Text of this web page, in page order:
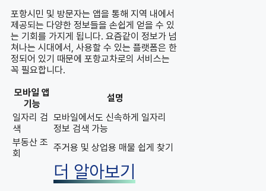
포항시민 및 방문자는 앱을 통해 지역 내에서
제공되는 다양한 정보들을 손쉽게 얻을 수 있
는 기회를 가지게 됩니다. 요즘같이 정보가 넘
쳐나는 시대에서, 사용할 수 있는 플랫폼은 한
정되어 있기 때문에 포항교차로의 서비스는
꼭 필요합니다.
모바일 앱
기능
설명
일자리 검
색
모바일에서도 신속하게 일자리
정보 검색 가능
부동산 조
회
주거용 및 상업용 매물 쉽게 찾기
더 알아보기